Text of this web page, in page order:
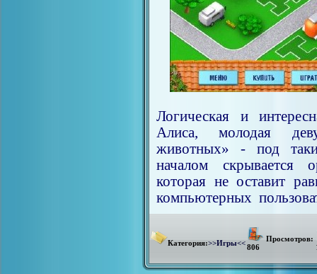
Логическая и
Алиса, молодая
животных» - под
началом скрывается
которая не оставит
компьютерных
Категория:>>Игры<<
Просмотров:
806